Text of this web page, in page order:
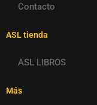
Contacto
ASL tienda
ASL LIBROS
Más